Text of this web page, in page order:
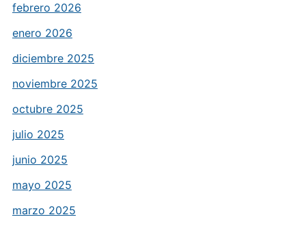
febrero 2026
enero 2026
diciembre 2025
noviembre 2025
octubre 2025
julio 2025
junio 2025
mayo 2025
marzo 2025